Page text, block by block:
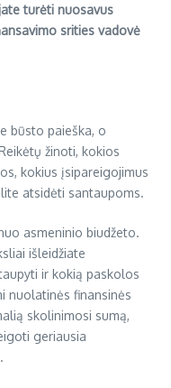
turėti nuosavus
srities vadovė
būsto paieška, o
žinoti, kokios
kokius įsipareigojimus
atsidėti santaupoms.
asmeninio biudžeto.
išleidžiate
ir kokią paskolos
nuolatinės finansinės
skolinimosi sumą,
geriausia